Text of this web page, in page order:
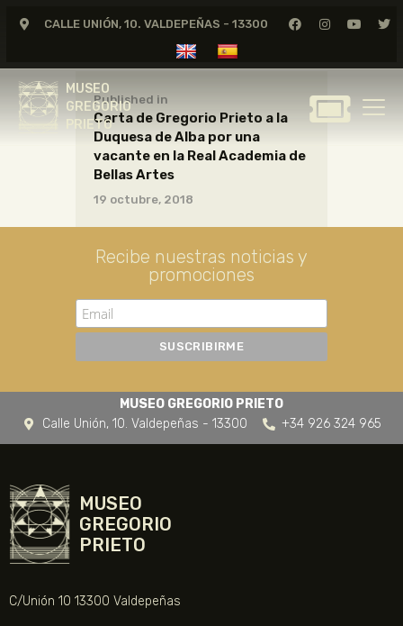
CALLE UNIÓN, 10. VALDEPEÑAS - 13300
MUSEO
GREGORIO
PRIETO
MUSEO
GREGORIO
GREGORIO PRIETO
MUSEO
ARCHIVO
CERTAMEN DE DIBUJO
FUNDACIÓN
NOTICIAS
Published in
Carta de Gregorio Prieto a la
Duquesa de Alba por una
vacante en la Real Academia de
Bellas Artes
19 octubre, 2018
Recibe nuestras noticias y
promociones
MUSEO GREGORIO PRIETO
Calle Unión, 10. Valdepeñas - 13300
+34 926 324 965
MUSEO
GREGORIO
PRIETO
C/Unión 10 13300 Valdepeñas